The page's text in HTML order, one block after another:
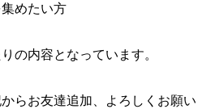
めたい方
の内容となっています。
らお友達追加、よろしくお願い